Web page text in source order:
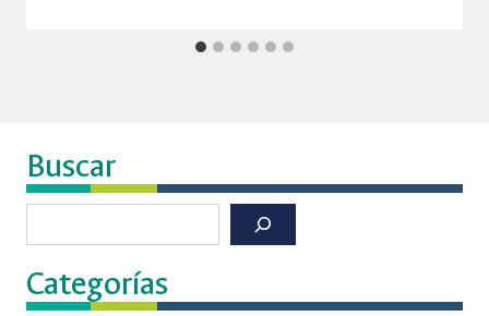
Buscar
Categorías